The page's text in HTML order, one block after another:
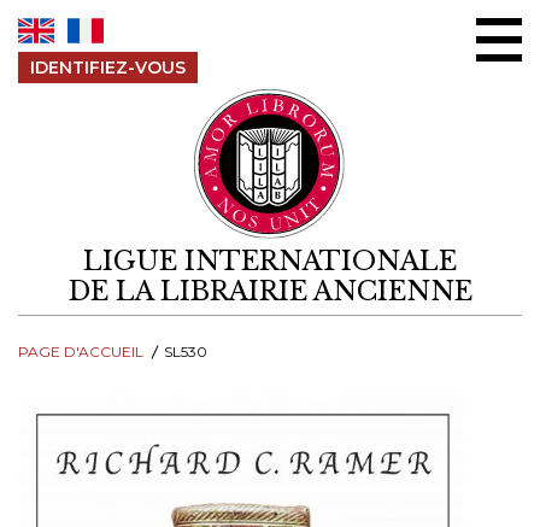
IDENTIFIEZ-VOUS
LIGUE INTERNATIONALE
DE LA LIBRAIRIE ANCIENNE
PAGE D'ACCUEIL SL530